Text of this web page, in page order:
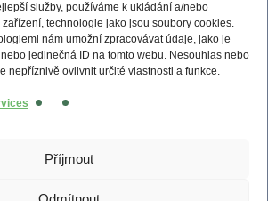
služby, používáme k ukládání a/nebo
technologie jako jsou soubory cookies.
nám umožní zpracovávat údaje, jako je
jedinečná ID na tomto webu. Nesouhlas nebo
nepříznivě ovlivnit určité vlastnosti a funkce.
Příjmout